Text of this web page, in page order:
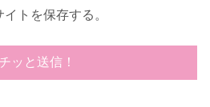
トを保存する。